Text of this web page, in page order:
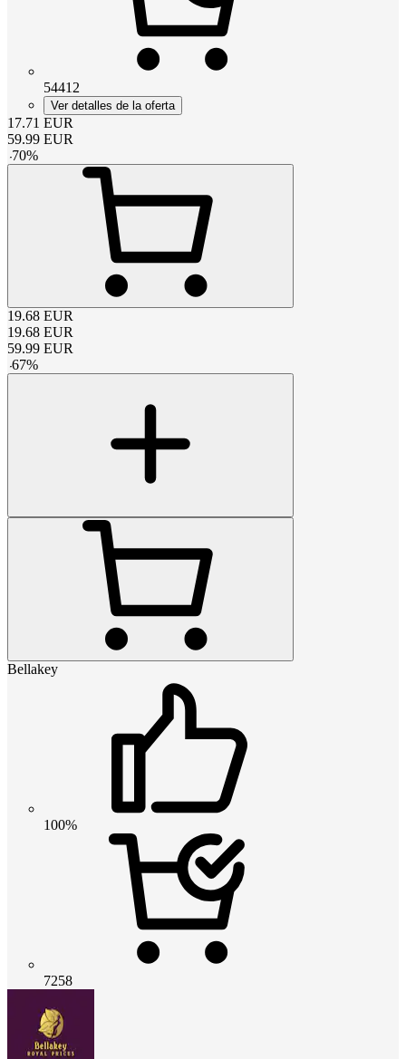
54412
Ver detalles de la oferta
17.71 EUR
59.99 EUR
-70%
19.68 EUR
19.68 EUR
59.99 EUR
-67%
Bellakey
100%
7258